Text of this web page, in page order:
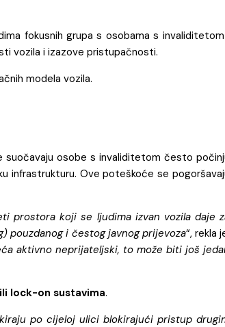
fokusnih grupa s osobama s
vozila i izazove pristupačnosti.
modela vozila.
suočavaju osobe s invaliditetom često
infrastrukturu. Ove poteškoće se
prostora koji se ljudima izvan vozila daje
pouzdanog i čestog javnog prijevoza“, rekla
aktivno neprijateljski, to može biti još
lock-on sustavima.
po cijeloj ulici blokirajući pristup